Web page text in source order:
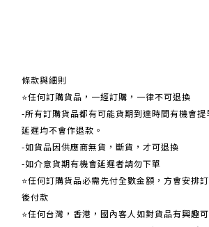
條款與細則
⭐任何訂購貨品，一經訂購，一律不可退換
-所有訂購貨品都有可能貨期到達時間有機會
延遲均不會作退款。
-如貨品因供應商無貨，斷貨，才可退換
-如介意貨期有機會延遲者請勿下單
⭐任何訂購貨品必需先付全數金額，方會安排
後付款
⭐任何台灣，香港，國內客人如對貨品有興趣